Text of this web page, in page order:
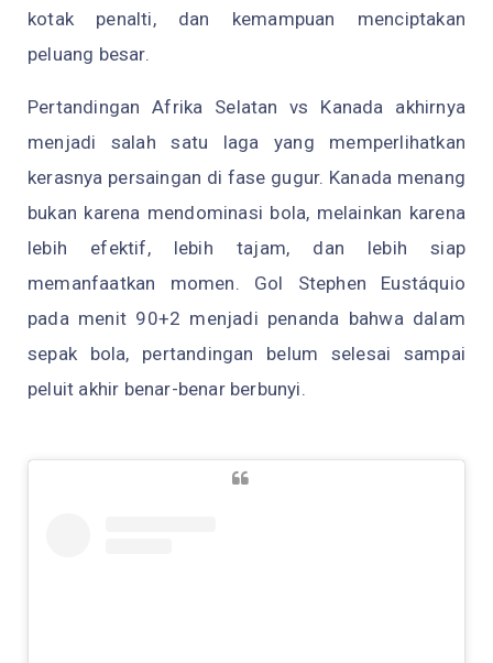
kotak penalti, dan kemampuan menciptakan
peluang besar.
Pertandingan Afrika Selatan vs Kanada akhirnya
menjadi salah satu laga yang memperlihatkan
kerasnya persaingan di fase gugur. Kanada menang
bukan karena mendominasi bola, melainkan karena
lebih efektif, lebih tajam, dan lebih siap
memanfaatkan momen. Gol Stephen Eustáquio
pada menit 90+2 menjadi penanda bahwa dalam
sepak bola, pertandingan belum selesai sampai
peluit akhir benar-benar berbunyi.